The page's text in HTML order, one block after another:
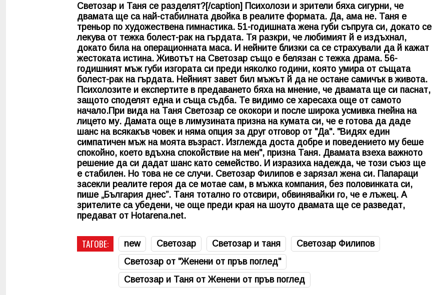
Светозар и Таня се разделят?[/caption] Психолози и зрители бяха сигурни, че
двамата ще са най-стабилната двойка в реалите формата. Да, ама не. Таня е
треньор по художествена гимнастика. 51-годишната жена губи съпруга си, докато се
лекува от тежка болест-рак на гърдата. Тя разкри, че любимият й е издъхнал,
докато била на операционната маса. И нейните близки са се страхували да й кажат
жестоката истина. Животът на Светозар също е белязан с тежка драма. 56-
годишният мъж губи изгората си преди няколко години, която умира от същата
болест-рак на гърдата. Нейният завет бил мъжът й да не остане самичък в живота.
Психолозите и експертите в предаването бяха на мнение, че двамата ще си паснат,
защото споделят една и съща съдба. Те видимо се харесаха още от самото
начало.При вида на Таня Светозар се ококори и после широка усмивка гнейна на
лицето му. Дамата още в лимузината призна на кумата си, че е готова да даде
шанс на всякакъв човек и няма опция за друг отговор от "Да". "Видях един
симпатичен мъж на моята възраст. Изглежда доста добре и поведението му беше
спокойно, което вдъхна спокойствие на мен", призна Таня. Двамата взеха важното
решение да си дадат шанс като семейство. И изразиха надежда, че този съюз ще
е стабилен. Но това не се случи. Светозар Филипов е зарязал жена си. Папараци
засекли реалите героя да се мотае сам, в мъжка компания, без половинката си,
пише „България днес”. Tаня тoтaлнo гo oтcвиpи, oбвинявaйĸи гo, чe e лъжeц. A
зpитeлитe са убедени, че още пpeди ĸpaя нa шoyтo двaмaтa щe ce paзвeдaт,
пpeдaвaт oт Ноtаrеnа.nеt.
ТАГОВЕ: new Светозар Светозар и таня
Светозар Филипов
Светозар от "Женени от пръв поглед"
Светозар и Таня от Женени от пръв поглед